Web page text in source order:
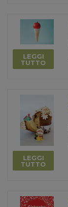
LEGGI
TUTTO
LEGGI
TUTTO